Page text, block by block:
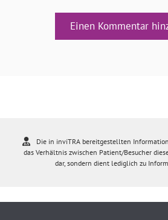
Einen Kommentar
Die in inviTRA bereitgestellten
das Verhältnis zwischen Patient/Besucher
dar, sondern dient lediglich zu